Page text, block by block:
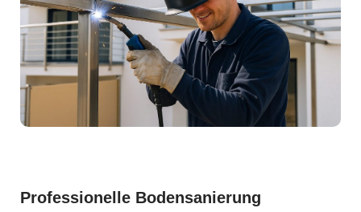
Professionelle Bodensanierung